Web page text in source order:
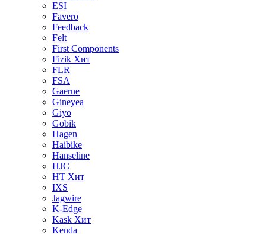
ESI
Favero
Feedback
Felt
First Components
Fizik Хит
FLR
FSA
Gaerne
Gineyea
Giyo
Gobik
Hagen
Haibike
Hanseline
HJC
HT Хит
IXS
Jagwire
K-Edge
Kask Хит
Kenda